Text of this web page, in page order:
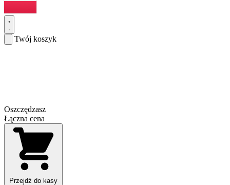
Twój koszyk
Oszczędzasz
Łączna cena
Przejdź do kasy